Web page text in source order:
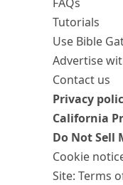
Tutorials
Use Bible
Advertise
Contact us
Privacy
California
Do Not Sell
Cookie
Site: Terms